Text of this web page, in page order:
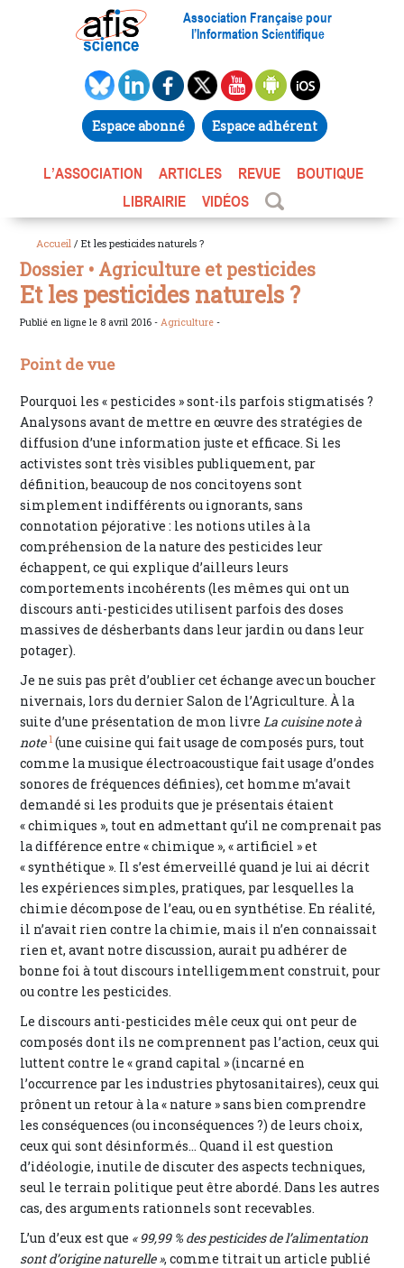
Association Française pour
l’Information Scientifique
Espace abonné Espace adhérent
L’ASSOCIATION ARTICLES REVUE
BOUTIQUE
LIBRAIRIE
VIDÉOS
Accueil / Et les pesticides naturels ?
Dossier • Agriculture et pesticides
Et les pesticides naturels ?
Publié en ligne le 8 avril 2016 -Agriculture -
Point de vue
Pourquoi les « pesticides » sont-ils parfois stigmatisés ?
Analysons avant de mettre en œuvre des stratégies de
diffusion d’une information juste et efficace. Si les
activistes sont très visibles publiquement, par
définition, beaucoup de nos concitoyens sont
simplement indifférents ou ignorants, sans
connotation péjorative : les notions utiles à la
compréhension de la nature des pesticides leur
échappent, ce qui explique d’ailleurs leurs
comportements incohérents (les mêmes qui ont un
discours anti-pesticides utilisent parfois des doses
massives de désherbants dans leur jardin ou dans leur
potager).
Je ne suis pas prêt d’oublier cet échange avec un boucher
nivernais, lors du dernier Salon de l’Agriculture. À la
suite d’une présentation de mon livreLa cuisine note à
note 1 (une cuisine qui fait usage de composés purs, tout
comme la musique électroacoustique fait usage d’ondes
sonores de fréquences définies), cet homme m’avait
demandé si les produits que je présentais étaient
« chimiques », tout en admettant qu’il ne comprenait pas
la différence entre « chimique », « artificiel » et
« synthétique ». Il s’est émerveillé quand je lui ai décrit
les expériences simples, pratiques, par lesquelles la
chimie décompose de l’eau, ou en synthétise. En réalité,
il n’avait rien contre la chimie, mais il n’en connaissait
rien et, avant notre discussion, aurait pu adhérer de
bonne foi à tout discours intelligemment construit, pour
ou contre les pesticides.
Le discours anti-pesticides mêle ceux qui ont peur de
composés dont ils ne comprennent pas l’action, ceux qui
luttent contre le « grand capital » (incarné en
l’occurrence par les industries phytosanitaires), ceux qui
prônent un retour à la « nature » sans bien comprendre
les conséquences (ou inconséquences ?) de leurs choix,
ceux qui sont désinformés… Quand il est question
d’idéologie, inutile de discuter des aspects techniques,
seul le terrain politique peut être abordé. Dans les autres
cas, des arguments rationnels sont recevables.
L’un d’eux est que « 99,99 % des pesticides de l’alimentation
sont d’origine naturelle », comme titrait un article publié